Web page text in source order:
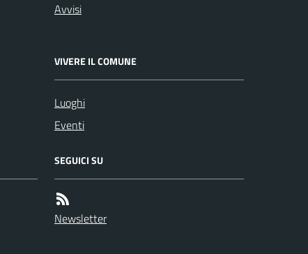
Avvisi
VIVERE IL COMUNE
Luoghi
Eventi
SEGUICI SU
Newsletter